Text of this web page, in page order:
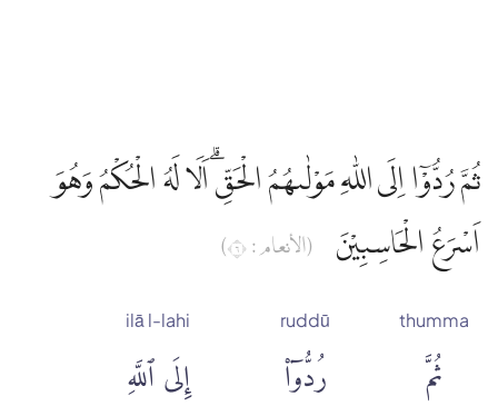
ثُمَّ رُدُّوْٓا اِلَى اللّٰهِ مَوْلٰىهُمُ الْحَقِّۗ اَلَا لَهُ الْحُكْمُ وَهُوَ
اَسْرَعُ الْحَاسِبِيْنَ
(الأنعام : ٦)
thumma
ثُمَّ
ruddū
رُدُّوٓا۟
ilā l-lahi
إِلَى ٱللَّهِ